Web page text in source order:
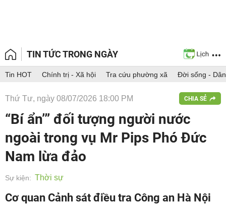
TIN TỨC TRONG NGÀY
Tin HOT Chính trị - Xã hội Tra cứu phường xã Đời sống -
Thứ Tư, ngày 08/07/2026 18:00 PM CHIA SẺ
“Bí ẩn’” đối tượng người nước
ngoài trong vụ Mr Pips Phó Đức
Nam lừa đảo
Sự kiện: Thời sự
Cơ quan Cảnh sát điều tra Công an Hà Nội